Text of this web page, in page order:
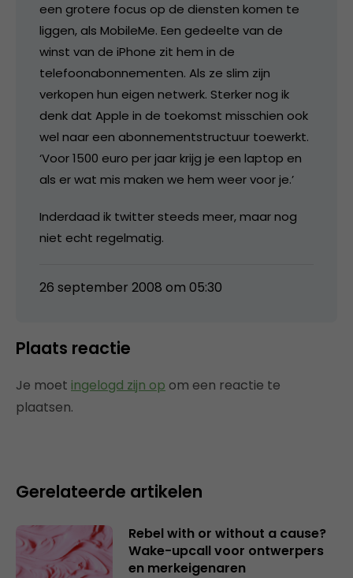
een grotere focus op de diensten komen te
liggen, als MobileMe. Een gedeelte van de
winst van de iPhone zit hem in de
telefoonabonnementen. Als ze slim zijn
verkopen hun eigen netwerk. Sterker nog ik
denk dat Apple in de toekomst misschien ook
wel naar een abonnementstructuur toewerkt.
‘Voor 1500 euro per jaar krijg je een laptop en
als er wat mis maken we hem weer voor je.’
Inderdaad ik twitter steeds meer, maar nog
niet echt regelmatig.
26 september 2008 om 05:30
Plaats reactie
Je moet ingelogd zijn op om een reactie te
plaatsen.
Gerelateerde artikelen
Rebel with or without a cause?
Wake-upcall voor ontwerpers
en merkeigenaren